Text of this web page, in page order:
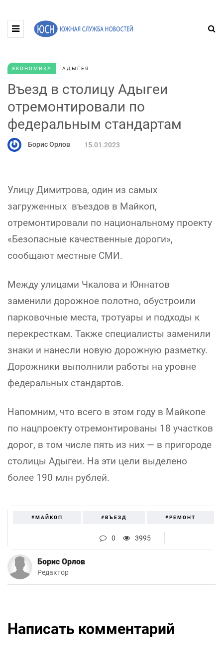
ЭКОНОМИКА АДЫГЕЯ
Въезд в столицу Адыгеи
отремонтировали по
федеральным стандартам
Борис Орлов 15.01.2023
Улицу Димитрова, один из самых
загруженных въездов в Майкоп,
отремонтировали по национальному проекту
«Безопасные качественные дороги»,
сообщают местные СМИ.
Между улицами Чкалова и Юннатов
заменили дорожное полотно, обустроили
парковочные места, тротуары и подходы к
перекресткам. Также специалисты заменили
знаки и нанесли новую дорожную разметку.
Дорожники выполнили работы на уровне
федеральных стандартов.
Напомним, что всего в этом году в Майкопе
по нацпроекту отремонтированы 18 участков
дорог, в том числе пять из них — в пригороде
столицы Адыгеи. На эти цели выделено
более 190 млн рублей.
#МАЙКОП #ВЪЕЗД #РЕМОНТ
0 3995
Борис Орлов
Редактор
Написать комментарий